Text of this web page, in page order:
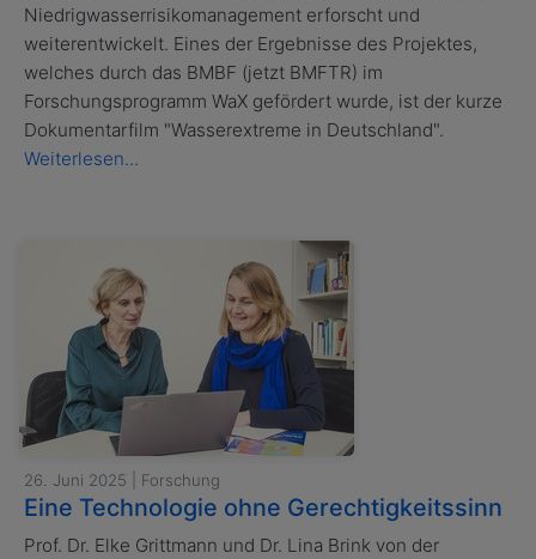
Niedrigwasserrisikomanagement erforscht und
weiterentwickelt. Eines der Ergebnisse des Projektes,
welches durch das BMBF (jetzt BMFTR) im
Forschungsprogramm WaX gefördert wurde, ist der kurze
Dokumentarfilm "Wasserextreme in Deutschland".
Weiterlesen...
26. Juni 2025 | Forschung
Eine Technologie ohne Gerechtigkeitssinn
Prof. Dr. Elke Grittmann und Dr. Lina Brink von der